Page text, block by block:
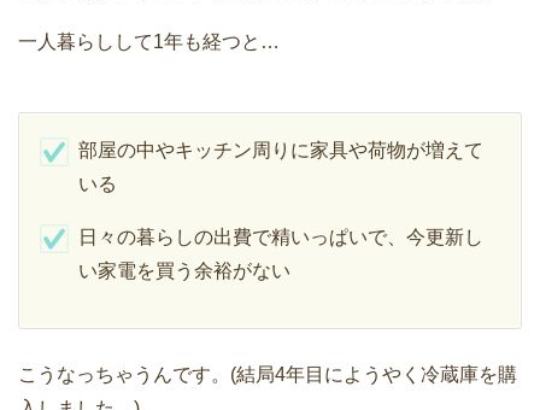
一人暮らしして1年も経つと…
部屋の中やキッチン周りに家具や荷物が増えて
いる
日々の暮らしの出費で精いっぱいで、今更新し
い家電を買う余裕がない
こうなっちゃうんです。(結局4年目にようやく冷蔵庫を購